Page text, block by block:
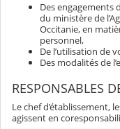
Des engagements
du ministère de
Occitanie, en
personnel,
De l’utilisation de
Des modalités de
RESPONSABLES
Le chef d’établissement,
agissent en